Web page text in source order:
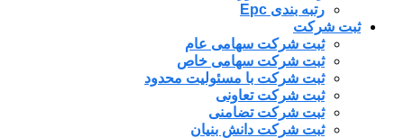
رتبه بندی Epc
ثبت شرکت
ثبت شرکت سهامی عام
ثبت شرکت سهامی خاص
ثبت شرکت با مسئولیت محدود
ثبت شرکت تعاونی
ثبت شرکت تضامنی
ثبت شرکت دانش بنیان